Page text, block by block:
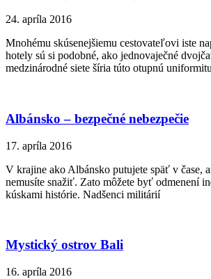
24. apríla 2016
Mnohému skúsenejšiemu cestovateľovi iste
hotely sú si podobné, ako jednovaječné
medzinárodné siete šíria túto otupnú
Albánsko – bezpečné nebezpečie
17. apríla 2016
V krajine ako Albánsko putujete späť v čase,
nemusíte snažiť. Zato môžete byť odmenení
kúskami histórie. Nadšenci militárií
Mystický ostrov Bali
16. apríla 2016